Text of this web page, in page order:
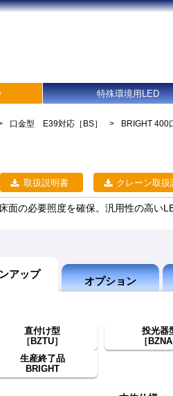
特殊環境用LED
口金型 E39対応 ［BS］ > BRIGHT 400
取扱説明書 クレーン取扱
面の必要照度を確保。汎用性の高い
アップ
オプション
直付け型
［BZTU］
投光器
［BZNA
生産終了品
BRIGHT